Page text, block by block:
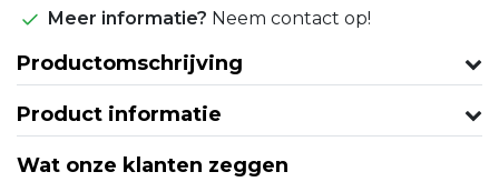
Meer informatie? Neem contact op!
Productomschrijving
Product informatie
Wat onze klanten zeggen